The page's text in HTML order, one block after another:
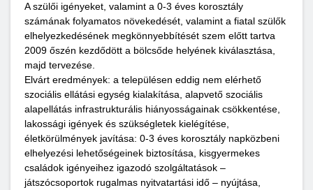
A szülői igényeket, valamint a 0-3 éves korosztály
számának folyamatos növekedését, valamint a fiatal szülők
elhelyezkedésének megkönnyebbítését szem előtt tartva
2009 őszén kezdődött a bölcsőde helyének kiválasztása,
majd tervezése.
Elvárt eredmények: a településen eddig nem elérhető
szociális ellátási egység kialakítása, alapvető szociális
alapellátás infrastrukturális hiányosságainak csökkentése,
lakossági igények és szükségletek kielégítése,
életkörülmények javítása: 0-3 éves korosztály napközbeni
elhelyezési lehetőségeinek biztosítása, kisgyermekes
családok igényeihez igazodó szolgáltatások –
játszócsoportok rugalmas nyitvatartási idő – nyújtása,